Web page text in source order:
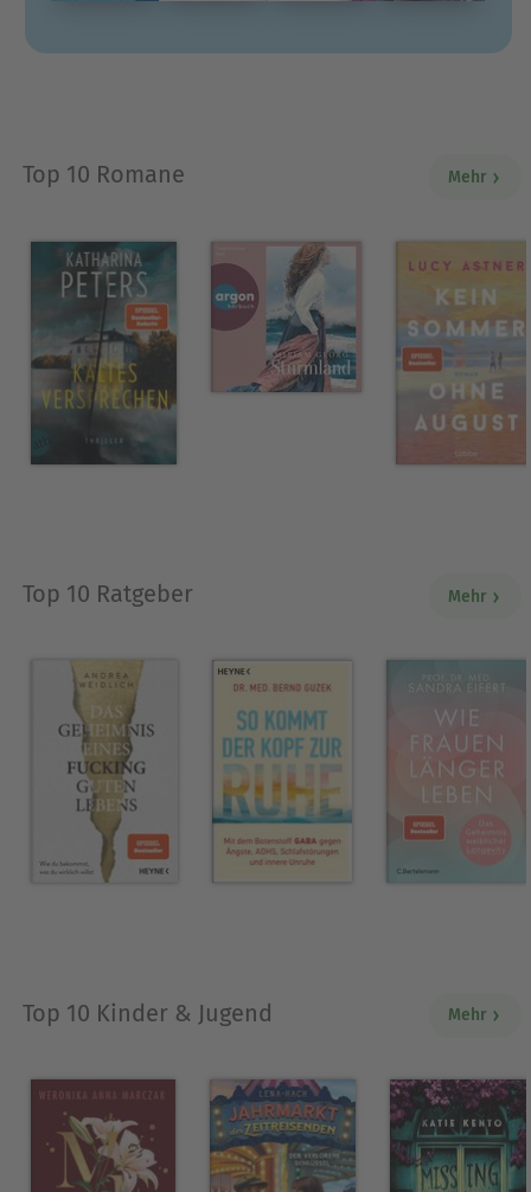
Top 10 Romane Mehr
Top 10 Ratgeber Mehr
Top 10 Kinder & Jugend Mehr